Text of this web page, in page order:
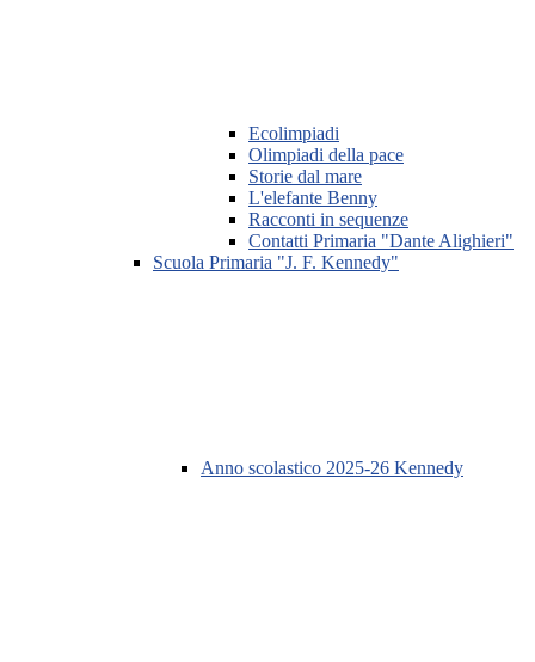
Ecolimpiadi
Olimpiadi della pace
Storie dal mare
L'elefante Benny
Racconti in sequenze
Contatti Primaria "Dante Alighieri"
Scuola Primaria "J. F. Kennedy"
Anno scolastico 2025-26 Kennedy